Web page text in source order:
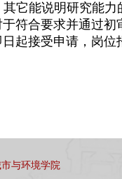
其它能说明研究能力
于符合要求并通过初
日起接受申请，岗位
与环境学院